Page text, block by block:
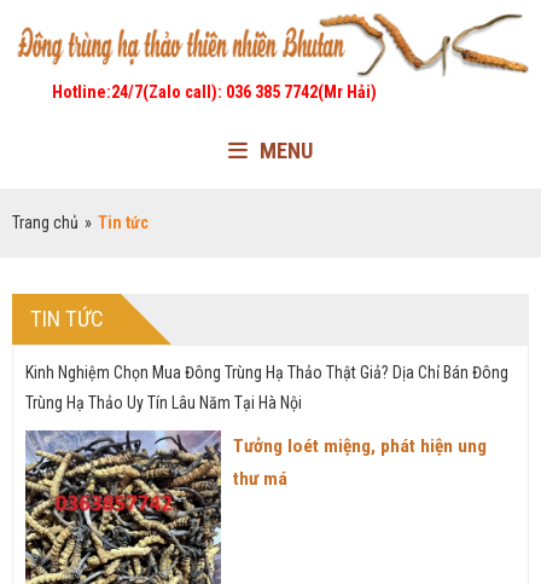
Hotline:24/7(Zalo call): 036 385 7742(Mr Hải)
MENU
Trang chủ » Tin tức
TIN TỨC
Kinh Nghiệm Chọn Mua Đông Trùng Hạ Thảo Thật Giả? Dịa Chỉ Bán Đông
Trùng Hạ Thảo Uy Tín Lâu Năm Tại Hà Nội
Tưởng loét miệng, phát hiện ung
thư má